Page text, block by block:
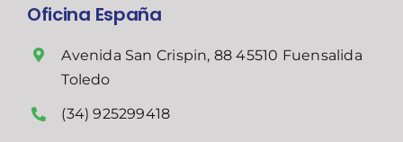
Oficina España
Avenida San Crispin, 88 45510 Fuensalida
Toledo
(34) 925299418